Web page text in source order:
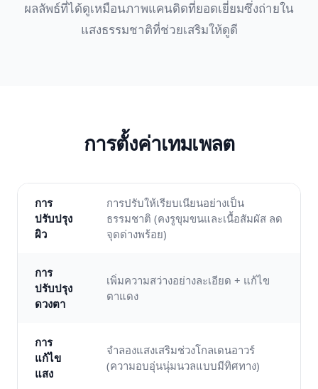
ผลลัพธ์ที่ได้ดูเหมือนภาพแคนดิดที่ยอดเยี่ยมซึ่งถ่ายใน
แสงธรรมชาติที่ช่วยเสริมให้ดูดี
การตั้งค่าเทมเพลต
การ
ปรับปรุง
ผิว
การปรับให้เรียบเนียนอย่างเป็น
ธรรมชาติ (คงรูขุมขนและเนื้อสัมผัส ลด
จุดด่างพร้อย)
การ
ปรับปรุง
ดวงตา
เพิ่มความสว่างอย่างละเอียด + แก้ไข
ตาแดง
การ
แก้ไข
แสง
จำลองแสงเสริมช่วงโกลเดนอาวร์
(ความอบอุ่นนุ่มนวลแบบมีทิศทาง)